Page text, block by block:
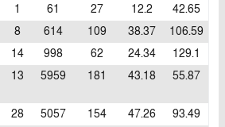
1 61 27 12.2
42.65
8 614 109 38.37
106.59
14 998 62 24.34
129.1
13 5959 181 43.18 55.87
28 5057 154 47.26 93.49